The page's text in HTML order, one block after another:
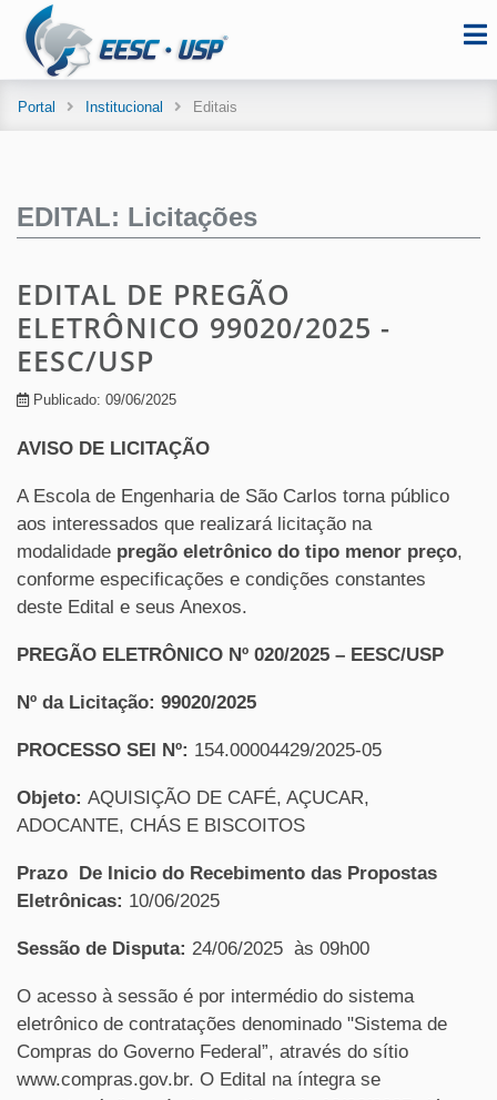
Portal Institucional Editais
EDITAL: Licitações
EDITAL DE PREGÃO
ELETRÔNICO 99020/2025 -
EESC/USP
Publicado: 09/06/2025
AVISO DE LICITAÇÃO
A Escola de Engenharia de São Carlos torna público
aos interessados que realizará licitação na
modalidade pregão eletrônico do tipo menor preço,
conforme especificações e condições constantes
deste Edital e seus Anexos.
PREGÃO ELETRÔNICO Nº 020/2025 – EESC/USP
Nº da Licitação: 99020/2025
PROCESSO SEI Nº: 154.00004429/2025-05
Objeto: AQUISIÇÃO DE CAFÉ, AÇUCAR,
ADOCANTE, CHÁS E BISCOITOS
Prazo De Inicio do Recebimento das Propostas
Eletrônicas: 10/06/2025
Sessão de Disputa: 24/06/2025 às 09h00
O acesso à sessão é por intermédio do sistema
eletrônico de contratações denominado "Sistema de
Compras do Governo Federal”, através do sítio
www.compras.gov.br. O Edital na íntegra se